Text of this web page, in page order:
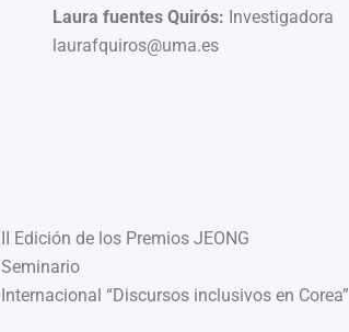
Laura fuentes Quirós: Investigadora
laurafquiros@uma.es
II Edición de los Premios JEONG
Seminario
Internacional “Discursos inclusivos en Corea”